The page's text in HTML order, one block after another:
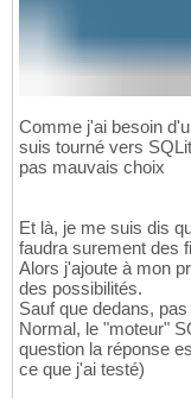
Comme j'ai besoin
suis tourné vers
pas mauvais choix
Et là, je me suis dis
faudra surement des
Alors j'ajoute à mon
des possibilités.
Sauf que dedans,
Normal, le "moteur"
question la réponse
ce que j'ai testé)